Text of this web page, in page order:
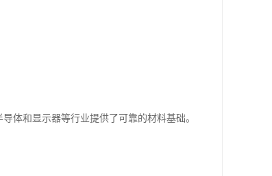
体和显示器等行业提供了可靠的材料基础。